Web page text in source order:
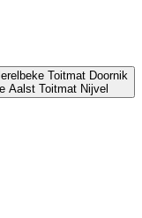
Toitmat Doornik
Aalst Toitmat Nijvel